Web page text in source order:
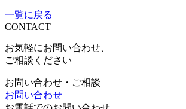
一覧に戻る
CONTACT
お気軽にお問い合わせ、
ご相談ください
お問い合わせ・ご相談
お問い合わせ